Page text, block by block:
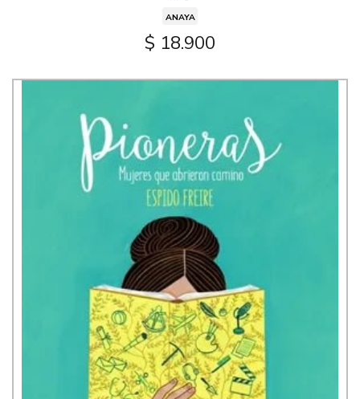
ANAYA
$ 18.900